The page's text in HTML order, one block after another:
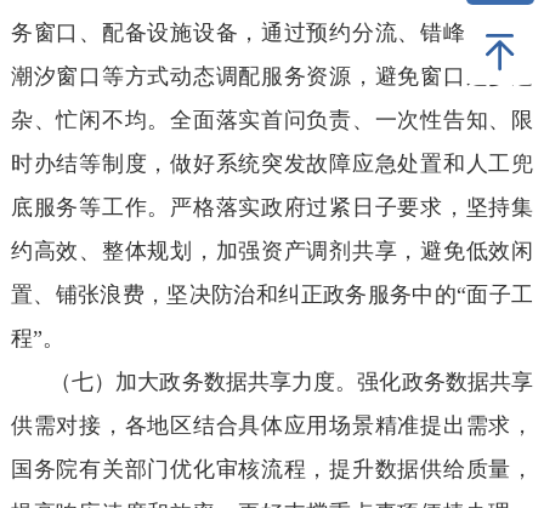
务窗口、配备设施设备，通过预约分流、错峰服务、
潮汐窗口等方式动态调配服务资源，避免窗口过多过
杂、忙闲不均。全面落实首问负责、一次性告知、限
时办结等制度，做好系统突发故障应急处置和人工兜
底服务等工作。严格落实政府过紧日子要求，坚持集
约高效、整体规划，加强资产调剂共享，避免低效闲
置、铺张浪费，坚决防治和纠正政务服务中的“面子工
程”。
（七）加大政务数据共享力度。强化政务数据共享
供需对接，各地区结合具体应用场景精准提出需求，
国务院有关部门优化审核流程，提升数据供给质量，